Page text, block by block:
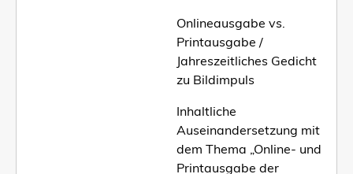
Onlineausgabe vs.
Printausgabe /
Jahreszeitliches Gedicht
zu Bildimpuls
Inhaltliche
Auseinandersetzung mit
dem Thema „Online- und
Printausgabe der